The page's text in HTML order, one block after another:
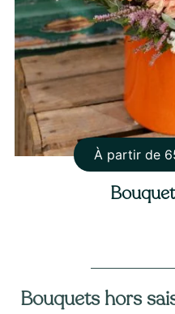
À partir de
Bouquets hors